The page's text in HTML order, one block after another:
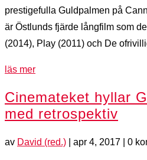
prestigefulla Guldpalmen på
är Östlunds fjärde långfilm som
(2014), Play (2011) och De
läs mer
Cinemateket hyllar
med retrospektiv
av David (red.) apr 4, 2017 | 0